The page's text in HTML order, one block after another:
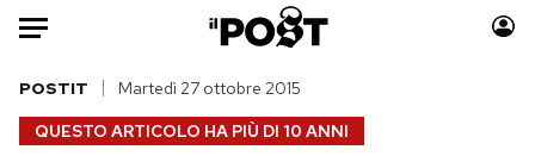
Auto
HOME
QUESTO ARTICOLO HA PIÙ DI 10 ANNI
POSTIT Martedì 27 ottobre 2015